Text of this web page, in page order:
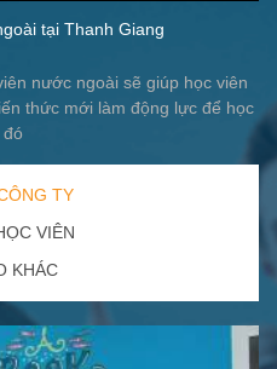
tại Thanh Giang
nước ngoài sẽ giúp học viên
thức mới làm động lực để học
đó
TY
VIÊN
KHÁC
Giang
Giang